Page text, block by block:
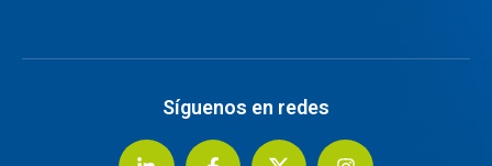
Síguenos en redes